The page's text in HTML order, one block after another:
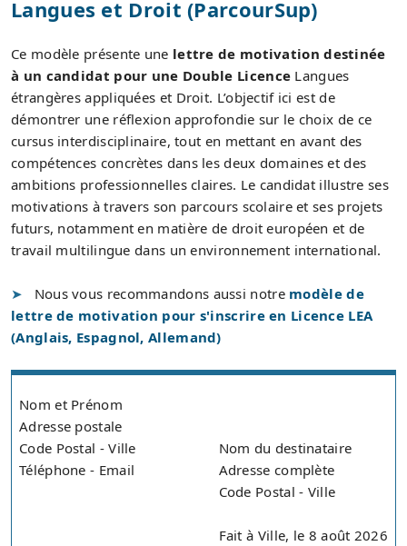
Langues et Droit (ParcourSup)
Ce modèle présente une lettre de motivation destinée
à un candidat pour une Double Licence Langues
étrangères appliquées et Droit. L’objectif ici est de
démontrer une réflexion approfondie sur le choix de ce
cursus interdisciplinaire, tout en mettant en avant des
compétences concrètes dans les deux domaines et des
ambitions professionnelles claires. Le candidat illustre ses
motivations à travers son parcours scolaire et ses projets
futurs, notamment en matière de droit européen et de
travail multilingue dans un environnement international.
Nous vous recommandons aussi notre modèle de
lettre de motivation pour s'inscrire en Licence LEA
(Anglais, Espagnol, Allemand)
Nom et Prénom
Adresse postale
Code Postal - Ville
Téléphone - Email
Nom du destinataire
Adresse complète
Code Postal - Ville
Fait à Ville, le 8 août 2026